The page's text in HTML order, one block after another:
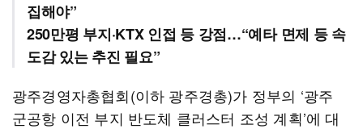
집해야”
250만평 부지·KTX 인접 등 강점…“예타 면제 등 속
도감 있는 추진 필요”
광주경영자총협회(이하 광주경총)가 정부의 ‘광주
군공항 이전 부지 반도체 클러스터 조성 계획’에 대